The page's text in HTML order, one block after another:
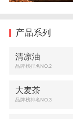
产品系列
清凉油
品牌榜排名NO.2
大麦茶
品牌榜排名NO.3